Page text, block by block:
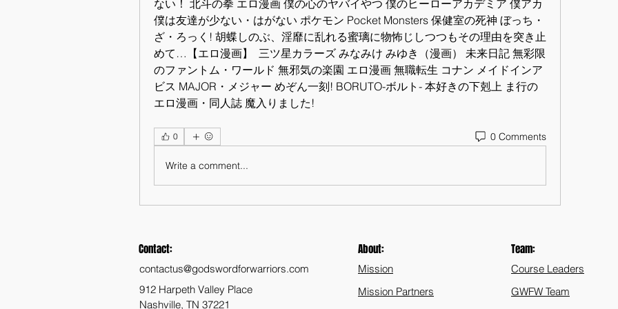
ない！ 北斗の拳 エロ漫画 僕の心のヤバイやつ 僕のヒーローアカデミア 僕アカ
僕は友達が少ない・はがない ポケモン Pocket Monsters 保健室の死神 ぼっち・
ざ・ろっく! 胡蝶しのぶ、淫靡に乱れる蜜璃に物怖じしつつもその理由を突き止
めて…【エロ漫画】  三ツ星カラーズ みなみけ みゆき（漫画） 未来日記 無彩限
のファントム・ワールド 無邪気の楽園 エロ漫画 無職転生 コナン メイドインア
ビス MAJOR・メジャー めぞん一刻! BORUTO-ボルト- 本好きの下剋上 ま行の
エロ漫画・同人誌 魔入りました!
0 0 Comments
Write a comment...
Contact:
contactus@godswordforwarriors.com
912 Harpeth Valley Place
Nashville, TN 37221
About:
Mission
Mission Partners
Team:
Course Leaders
GWFW Team